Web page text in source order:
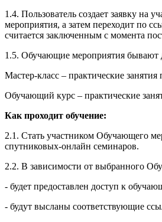
1.4. Пользователь создает заявку
мероприятия, а затем переходит по
считается заключенным с момента
1.5. Обучающие мероприятия бывают
Мастер-класс – практические
Обучающий курс – практические
Как проходит обучение:
2.1. Стать участником Обучающего
спутниковых-онлайн семинаров.
2.2. В зависимости от выбранного
- будет предоставлен доступ к
- будут высланы соответствующие